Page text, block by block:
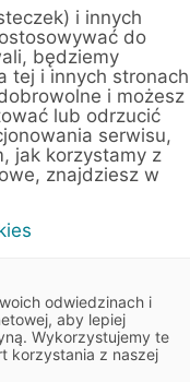
i innych
do
będziemy
tej i innych stronach
i możesz
lub odrzucić
serwisu,
jak korzystamy z
znajdziesz w
odwiedzinach i
aby lepiej
Wykorzystujemy te
korzystania z naszej